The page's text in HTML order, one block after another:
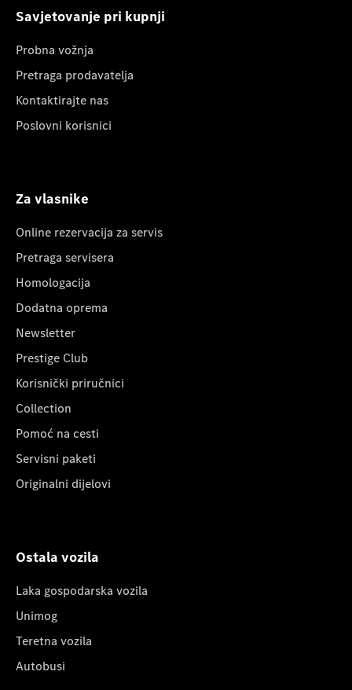
Savjetovanje pri kupnji
Probna vožnja
Pretraga prodavatelja
Kontaktirajte nas
Poslovni korisnici
Za vlasnike
Online rezervacija za servis
Pretraga servisera
Homologacija
Dodatna oprema
Newsletter
Prestige Club
Korisnički priručnici
Collection
Pomoć na cesti
Servisni paketi
Originalni dijelovi
Ostala vozila
Laka gospodarska vozila
Unimog
Teretna vozila
Autobusi